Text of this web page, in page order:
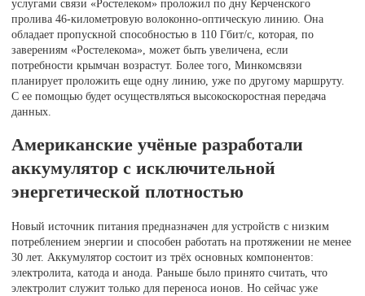
услугами связи «Ростелеком» проложил по дну Керченского
пролива 46-километровую волоконно-оптическую линию. Она
обладает пропускной способностью в 110 Гбит/c, которая, по
заверениям «Ростелекома», может быть увеличена, если
потребности крымчан возрастут. Более того, Минкомсвязи
планирует проложить еще одну линию, уже по другому маршруту.
С ее помощью будет осуществляться высокоскоростная передача
данных.
Американские учёные разработали
аккумулятор с исключительной
энергетической плотностью
Новый источник питания предназначен для устройств с низким
потреблением энергии и способен работать на протяжении не менее
30 лет. Аккумулятор состоит из трёх основных компонентов:
электролита, катода и анода. Раньше было принято считать, что
электролит служит только для переноса ионов. Но сейчас уже